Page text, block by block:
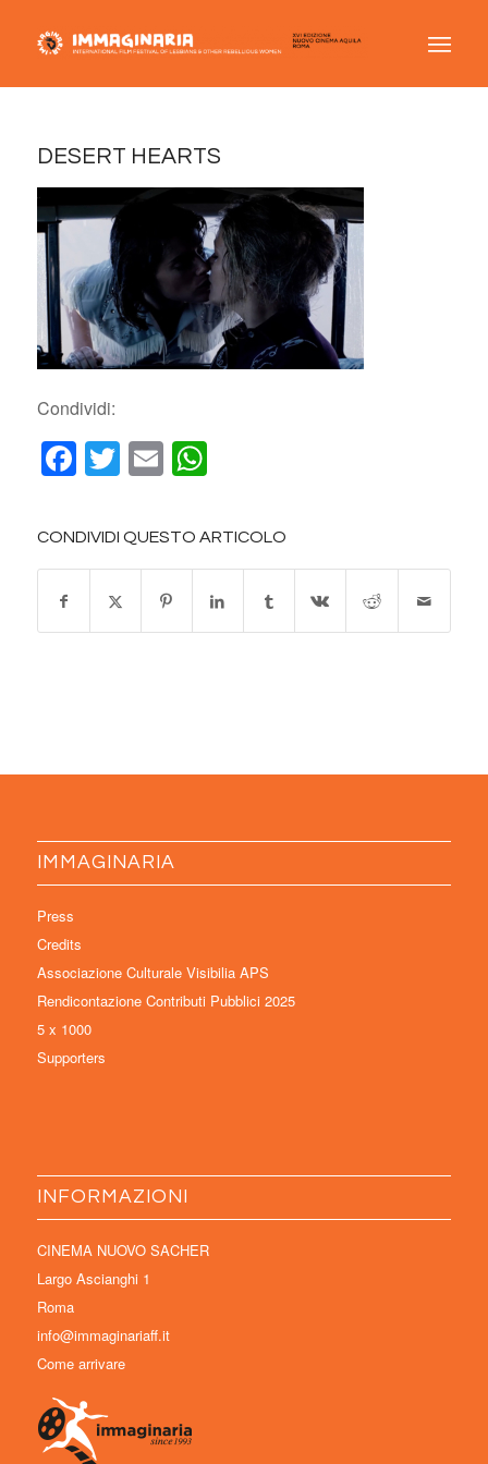
DESERT HEARTS
Condividi:
Facebook
Twitter
EmailWhatsApp
CONDIVIDI QUESTO ARTICOLO
IMMAGINARIA
Press
Credits
Associazione Culturale Visibilia APS
Rendicontazione Contributi Pubblici 2025
5 x 1000
Supporters
INFORMAZIONI
CINEMA NUOVO SACHER
Largo Ascianghi 1
Roma
info@immaginariaff.it
Come arrivare